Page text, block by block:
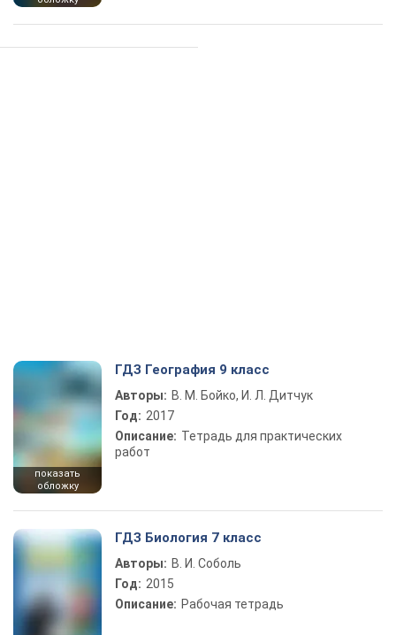
показать
обложку
ГДЗ География 9 класс
Авторы: В. М. Бойко, И. Л. Дитчук
Год: 2017
Описание: Тетрадь для практических
работ
ГДЗ Биология 7 класс
Авторы: В. И. Соболь
Год: 2015
Описание: Рабочая тетрадь